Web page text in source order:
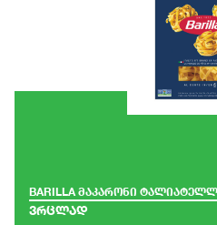
BARILLA მაკარონი ტალიატელლე
ვრცლად